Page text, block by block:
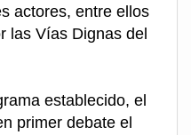
actores, entre ellos
las Vías Dignas del
establecido, el
primer debate el